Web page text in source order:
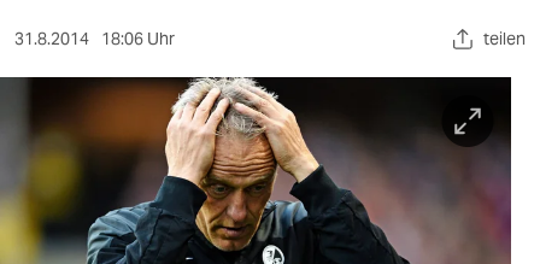
kultur
sport
berlin
nord
wahrheit
31.8.2014 18:06 Uhr teilen